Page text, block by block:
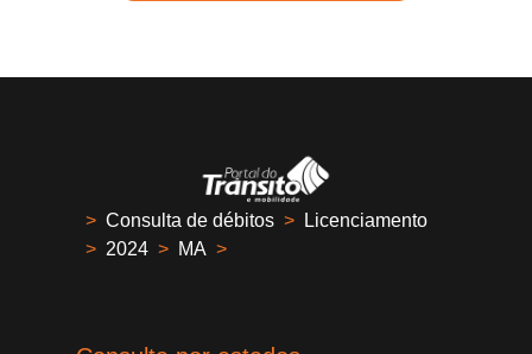
> Consulta de débitos > Licenciamento
> 2024 > MA >